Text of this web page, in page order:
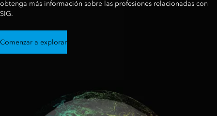
obtenga más información sobre las profesiones relacionadas con
SIG.
Comenzar a explorar